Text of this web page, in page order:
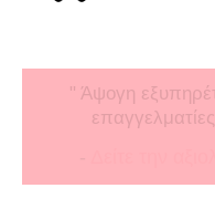
" Άψογη